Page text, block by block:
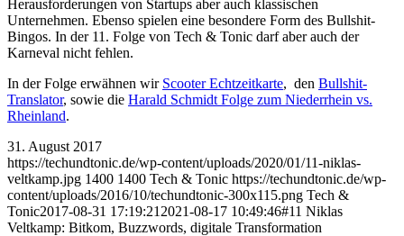
Herausforderungen von Startups aber auch klassischen
Unternehmen. Ebenso spielen eine besondere Form des Bullshit-
Bingos. In der 11. Folge von Tech & Tonic darf aber auch der
Karneval nicht fehlen.
In der Folge erwähnen wir Scooter Echtzeitkarte, den Bullshit-
Translator, sowie die Harald Schmidt Folge zum Niederrhein vs.
Rheinland.
31. August 2017
https://techundtonic.de/wp-content/uploads/2020/01/11-niklas-
veltkamp.jpg 1400 1400 Tech & Tonic https://techundtonic.de/wp-
content/uploads/2016/10/techundtonic-300x115.png Tech &
Tonic2017-08-31 17:19:21 2021-08-17 10:49:46#11 Niklas
Veltkamp: Bitkom, Buzzwords, digitale Transformation